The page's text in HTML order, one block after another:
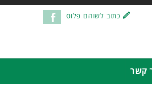
כתוב לשוהם פלוס
קשר